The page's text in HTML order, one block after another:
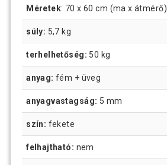
Méretek: 70 x 60 cm (ma x átmérő)
súly: 5,7 kg
terhelhetőség: 50 kg
anyag: fém + üveg
anyagvastagság: 5 mm
szín: fekete
felhajtható: nem